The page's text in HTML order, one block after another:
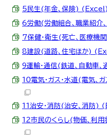
5民生(年金、保険)
6労働(労働組合、職業紹
7保健・衛生(死亡、医療
8建設(道路、住宅ほか)
9運輸・通信(鉄道、自動
10電気・ガス・水道(電気
11治安・消防(治安、消
12市民のくらし(物価、利